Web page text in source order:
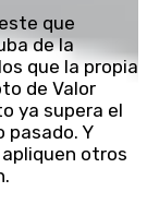
que
de la
que la propia
de Valor
ya supera el
pasado. Y
otros